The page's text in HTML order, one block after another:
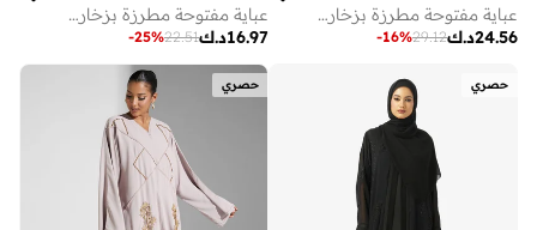
عباية مفتوحة مطرزة بزخارف وياقة على شكل حرف
د.ك24.56
29.12
-16%
عباية مفتوحة مطرزة بزخارف وياقة على شكل حرف
د.ك16.97
22.51
-25%
حصري حصري